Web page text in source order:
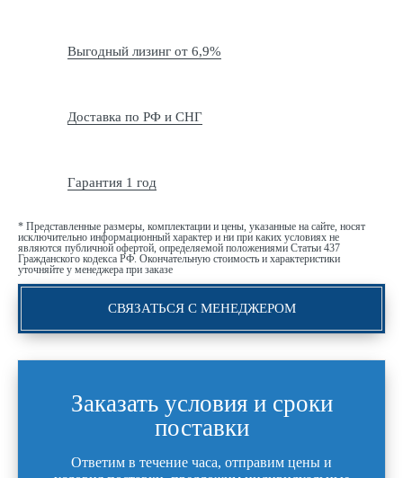
Выгодный лизинг от 6,9%
Доставка по РФ и СНГ
Гарантия 1 год
* Представленные размеры, комплектации и цены, указанные на сайте, носят
исключительно информационный характер и ни при каких условиях не
являются публичной офертой, определяемой положениями Статьи 437
Гражданского кодекса РФ. Окончательную стоимость и характеристики
уточняйте у менеджера при заказе
СВЯЗАТЬСЯ С МЕНЕДЖЕРОМ
Заказать условия и сроки
поставки
Ответим в течение часа, отправим цены и